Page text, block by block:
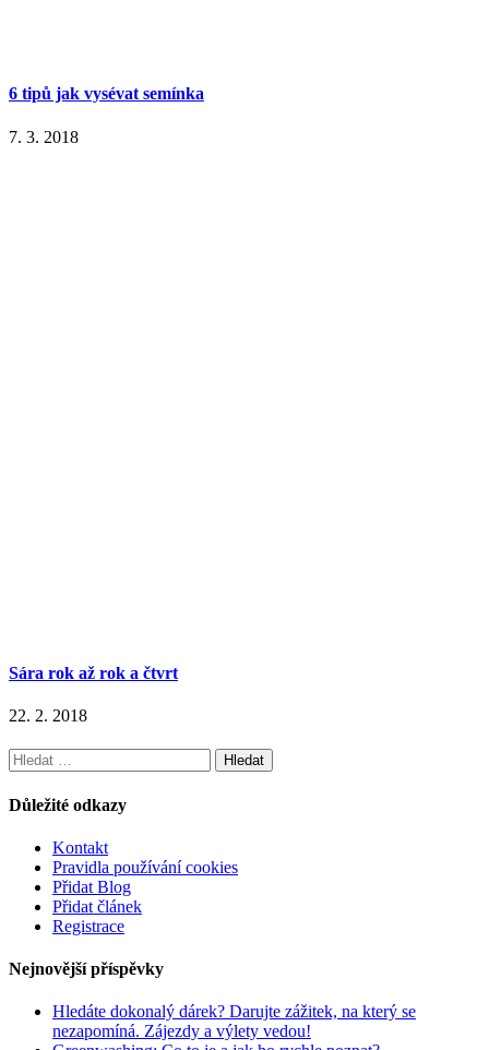
6 tipů jak vysévat semínka
7. 3. 2018
Sára rok až rok a čtvrt
22. 2. 2018
Vyhledávání
Důležité odkazy
Kontakt
Pravidla používání cookies
Přidat Blog
Přidat článek
Registrace
Nejnovější příspěvky
Hledáte dokonalý dárek? Darujte zážitek, na který se
nezapomíná. Zájezdy a výlety vedou!